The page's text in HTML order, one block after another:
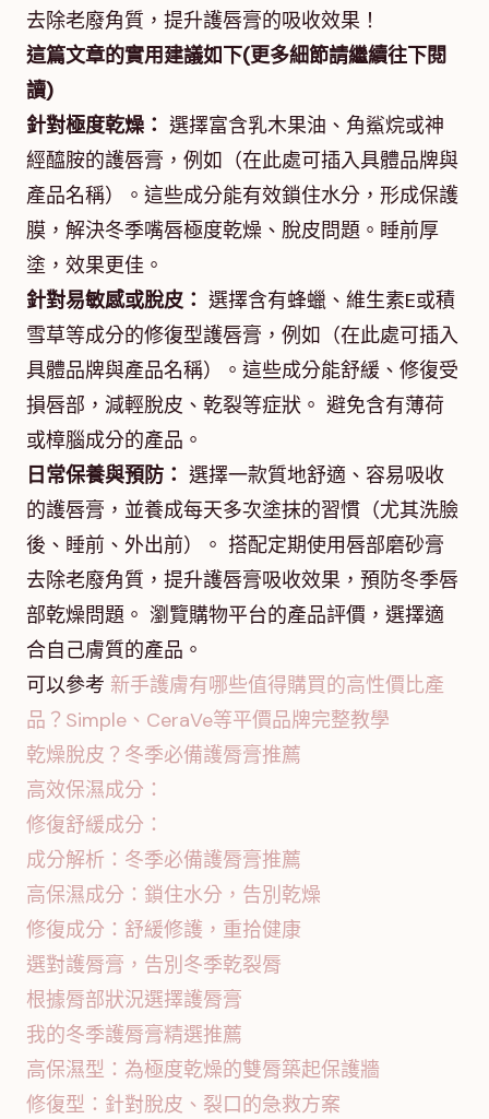
去除老廢角質，提升護唇膏的吸收效果！
這篇文章的實用建議如下(更多細節請繼續往下閱
讀)
針對極度乾燥： 選擇富含乳木果油、角鯊烷或神
經醯胺的護唇膏，例如（在此處可插入具體品牌與
產品名稱）。這些成分能有效鎖住水分，形成保護
膜，解決冬季嘴唇極度乾燥、脫皮問題。睡前厚
塗，效果更佳。
針對易敏感或脫皮： 選擇含有蜂蠟、維生素E或積
雪草等成分的修復型護唇膏，例如（在此處可插入
具體品牌與產品名稱）。這些成分能舒緩、修復受
損唇部，減輕脫皮、乾裂等症狀。 避免含有薄荷
或樟腦成分的產品。
日常保養與預防： 選擇一款質地舒適、容易吸收
的護唇膏，並養成每天多次塗抹的習慣（尤其洗臉
後、睡前、外出前）。 搭配定期使用唇部磨砂膏
去除老廢角質，提升護唇膏吸收效果，預防冬季唇
部乾燥問題。 瀏覽購物平台的產品評價，選擇適
合自己膚質的產品。
可以參考 新手護膚有哪些值得購買的高性價比產
品？Simple、CeraVe等平價品牌完整教學
乾燥脫皮？冬季必備護脣膏推薦
高效保濕成分：
修復舒緩成分：
成分解析：冬季必備護脣膏推薦
高保濕成分：鎖住水分，告別乾燥
修復成分：舒緩修護，重拾健康
選對護脣膏，告別冬季乾裂脣
根據脣部狀況選擇護脣膏
我的冬季護脣膏精選推薦
高保濕型：為極度乾燥的雙脣築起保護牆
修復型：針對脫皮、裂口的急救方案